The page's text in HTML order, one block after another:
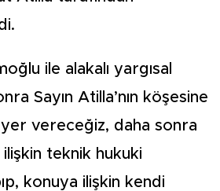
ile alakalı yargısal
Sayın Atilla’nın köşesine
yer vereceğiz, daha sonra
teknik hukuki
konuya ilişkin kendi